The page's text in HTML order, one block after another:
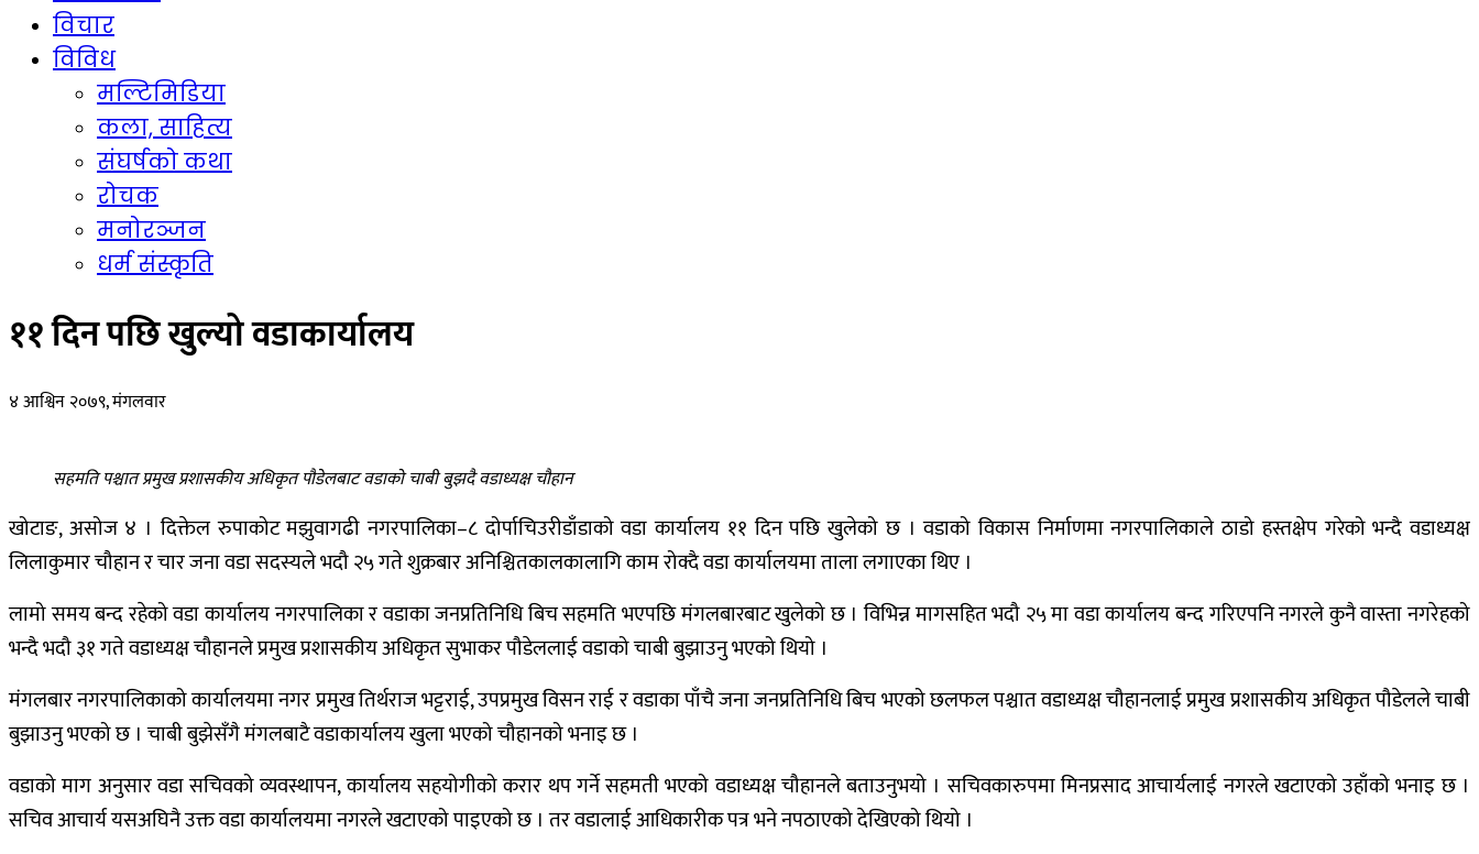
विचार
विविध
मल्टिमिडिया
कला, साहित्य
संघर्षको कथा
रोचक
मनोरञ्जन
धर्म संस्कृति
११ दिन पछि खुल्यो वडाकार्यालय
४ आश्विन २०७९, मंगलवार
सहमति पश्चात प्रमुख प्रशासकीय अधिकृत पौडेलबाट वडाको चाबी बुझदै वडाध्यक्ष चौहान
खोटाङ, असोज ४ । दिक्तेल रुपाकोट मझुवागढी नगरपालिका–८ दोर्पाचिउरीडाँडाको वडा कार्यालय ११ दिन पछि खुलेको छ । वडाको विकास निर्माणमा नगरपालिकाले ठाडो हस्तक्षेप गरेको भन्दै वडाध्यक्ष
लिलाकुमार चौहान र चार जना वडा सदस्यले भदौ २५ गते शुक्रबार अनिश्चितकालकालागि काम रोक्दै वडा कार्यालयमा ताला लगाएका थिए ।
लामो समय बन्द रहेको वडा कार्यालय नगरपालिका र वडाका जनप्रतिनिधि बिच सहमति भएपछि मंगलबारबाट खुलेको छ । विभिन्न मागसहित भदौ २५ मा वडा कार्यालय बन्द गरिएपनि नगरले कुनै वास्ता नगरेहको
भन्दै भदौ ३१ गते वडाध्यक्ष चौहानले प्रमुख प्रशासकीय अधिकृत सुभाकर पौडेललाई वडाको चाबी बुझाउनु भएको थियो ।
मंगलबार नगरपालिकाको कार्यालयमा नगर प्रमुख तिर्थराज भट्टराई, उपप्रमुख विसन राई र वडाका पाँचै जना जनप्रतिनिधि बिच भएको छलफल पश्चात वडाध्यक्ष चौहानलाई प्रमुख प्रशासकीय अधिकृत पौडेलले चाबी
बुझाउनु भएको छ । चाबी बुझेसँगै मंगलबाटै वडाकार्यालय खुला भएको चौहानको भनाइ छ ।
वडाको माग अनुसार वडा सचिवको व्यवस्थापन, कार्यालय सहयोगीको करार थप गर्ने सहमती भएको वडाध्यक्ष चौहानले बताउनुभयो । सचिवकारुपमा मिनप्रसाद आचार्यलाई नगरले खटाएको उहाँको भनाइ छ ।
सचिव आचार्य यसअघिनै उक्त वडा कार्यालयमा नगरले खटाएको पाइएको छ । तर वडालाई आधिकारीक पत्र भने नपठाएको देखिएको थियो ।